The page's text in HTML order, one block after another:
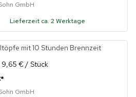
GmbH
Lieferzeit ca. 2 Werktage
mit 10 Stunden Brennzeit
9,65 € / Stück
*
GmbH